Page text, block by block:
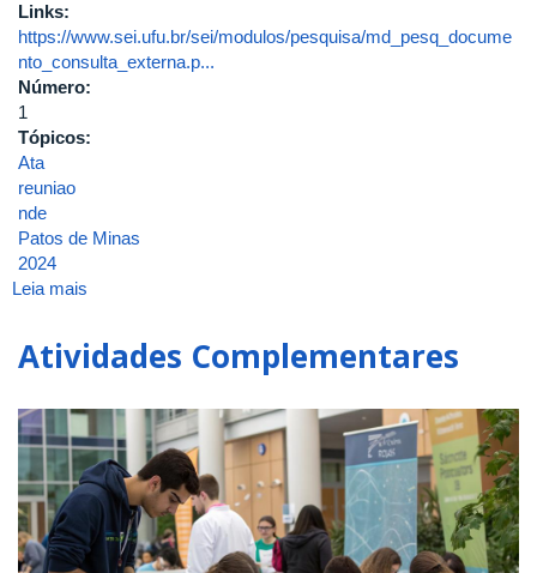
Links:
https://www.sei.ufu.br/sei/modulos/pesquisa/md_pesq_docume
nto_consulta_externa.p...
Número:
1
Tópicos:
Ata
reuniao
nde
Patos de Minas
2024
Leia mais
DA
1ª
DO
Núcleo
Docente
Estruturante
do
Curso
Atividades Complementares